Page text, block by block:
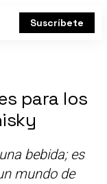
Suscríbete
para los
bebida; es
mundo de